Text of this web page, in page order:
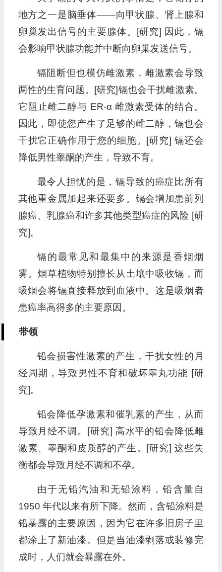
地方之一是脑垂体——向甲状腺、肾上腺和
卵巢发出信号的主要腺体。[研究] 因此，镉
会影响甲状腺功能并中断向卵巢发送信号。
镉阻断但也模仿雌激素，雌激素会导致
两性的生育问题。[研究]镉也会干扰雌激素。
它阻止雌二醇与 ER-α 雌激素受体的结合。
因此，即使您产生了足够的雌二醇，镉也会
干扰它正确作用于您的细胞。[研究] 镉还会
降低男性睾酮的产生，导致不育。
最令人担忧的是，镉导致的癌症比所有
其他重金属加起来还要多。镉会增加患前列
腺癌、乳腺癌和许多其他类型癌症的风险 [研
究]。
镉的最常见和最集中的来源是香烟烟
雾。烟草植物特别擅长从土壤中吸收镉，而
吸烟会将镉直接释放到血液中。这是吸烟者
患癌率高得多的主要原因。
带领
铅会损害性激素的产生，干扰女性的月
经周期，导致男性不育和破坏睾丸功能 [研
究]。
铅会降低孕激素和催乳素的产生，从而
导致月经不调。[研究] 高水平的铅会降低雌
激素、睾酮和皮质醇的产生。[研究] 这些失
衡都会导致月经不调和不孕。
由于无铅汽油和无铅涂料，铅含量自
1950 年代以来有所下降。然而，含铅涂料是
铅暴露的主要原因，因为它在许多旧房子里
都涂上了新油漆。但是当油漆剥落或装修完
成时，人们就会暴露在外。